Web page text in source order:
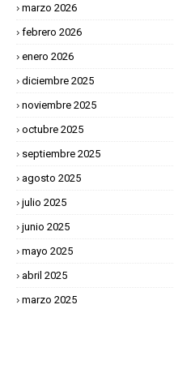
marzo 2026
febrero 2026
enero 2026
diciembre 2025
noviembre 2025
octubre 2025
septiembre 2025
agosto 2025
julio 2025
junio 2025
mayo 2025
abril 2025
marzo 2025